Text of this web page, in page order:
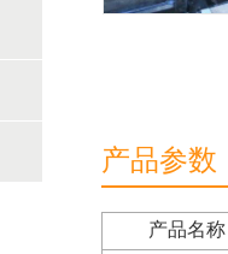
产品参数
产品名称